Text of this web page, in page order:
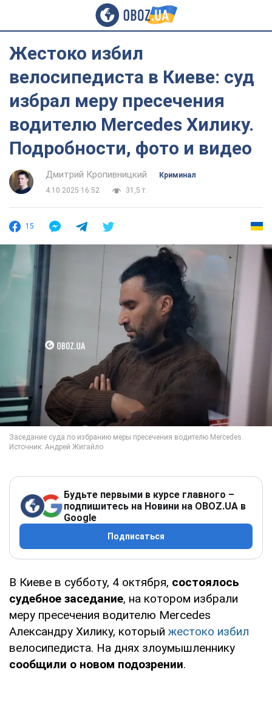
Жестоко избил
велосипедиста в Киеве: суд
избрал меру пресечения
водителю Mercedes Хилику.
Подробности, фото и видео
Дмитрий Кропивницкий
Криминал
4.10.2025 16:52
31,5 т.
15
Будьте первыми в курсе главного –
подпишитесь на Новини на OBOZ.UA в
Google
Подписаться
В Киеве в субботу, 4 октября, состоялось
судебное заседание, на котором избрали
меру пресечения водителю Mercedes
Александру Хилику, который жестоко избил
велосипедиста. На днях злоумышленнику
сообщили о новом подозрении.